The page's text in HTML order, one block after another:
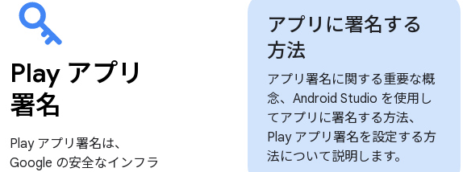
Play アプリ
署名
Play アプリ署名は、
Google の安全なインフラ
アプリに署名する
方法
アプリ署名に関する重要な概
念、Android Studio を使用し
てアプリに署名する方法、
Play アプリ署名を設定する方
法について説明します。